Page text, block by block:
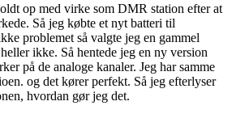
op med virke som DMR station efter at
Så jeg købte et nyt batteri til
problemet så valgte jeg en gammel
ikke. Så hentede jeg en ny version
på de analoge kanaler. Jeg har samme
og det kører perfekt. Så jeg efterlyser
hvordan gør jeg det.